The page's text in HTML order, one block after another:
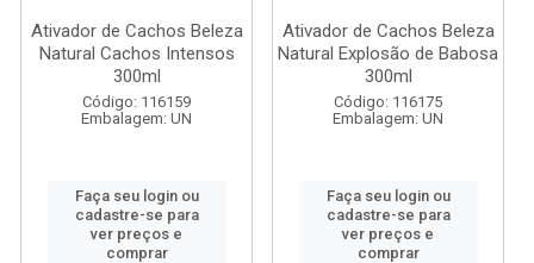
Ativador de Cachos Beleza
Natural Cachos Intensos
300ml
Código: 116159
Embalagem: UN
Faça seu login ou
cadastre-se para
ver preços e
comprar
Ativador de Cachos Beleza
Natural Explosão de Babosa
300ml
Código: 116175
Embalagem: UN
Faça seu login ou
cadastre-se para
ver preços e
comprar